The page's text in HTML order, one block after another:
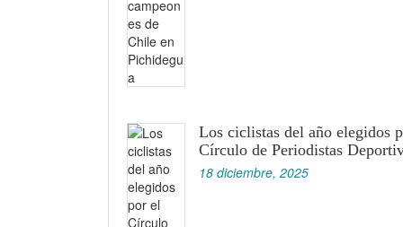
Los ciclistas del año elegidos
Círculo de Periodistas
18 diciembre, 2025